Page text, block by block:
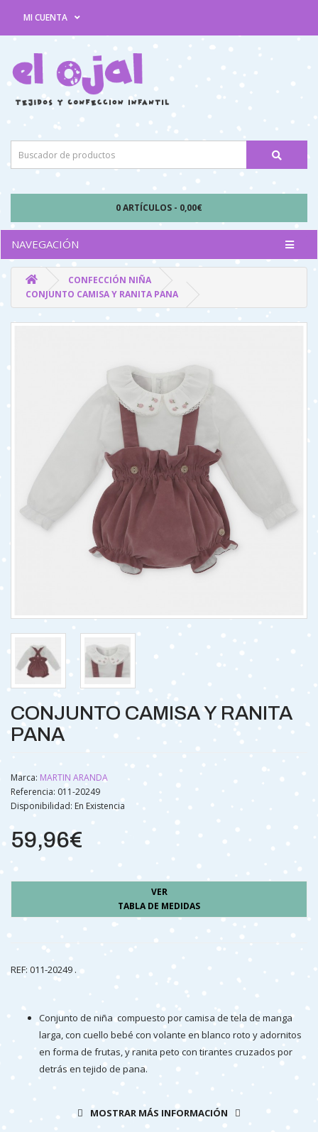
MI CUENTA
0 ARTÍCULOS - 0,00€
NAVEGACIÓN
CONFECCIÓN NIÑA
CONJUNTO CAMISA Y RANITA PANA
CONJUNTO CAMISA Y RANITA
PANA
Marca: MARTIN ARANDA
Referencia: 011-20249
Disponibilidad: En Existencia
59,96€
VER
TABLA DE MEDIDAS
REF: 011-20249 .
Conjunto de niña compuesto por camisa de tela de manga
larga, con cuello bebé con volante en blanco roto y adornitos
en forma de frutas, y ranita peto con tirantes cruzados por
detrás en tejido de pana.
botoncitos de madera para facilitar su colocación.
MOSTRAR MÁS INFORMACIÓN